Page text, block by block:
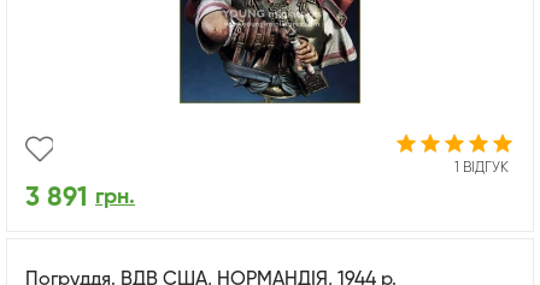
1 ВІДГУК
3 891 грн.
Погруддя. ВДВ США, НОРМАНДІЯ, 1944 р.